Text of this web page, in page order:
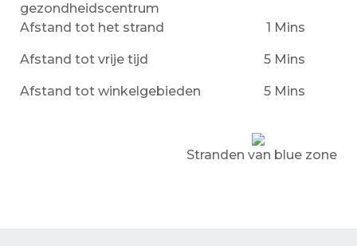
gezondheidscentrum
Afstand tot het strand 1 Mins
Afstand tot vrije tijd 5 Mins
Afstand tot winkelgebieden 5 Mins
Stranden van blue zone